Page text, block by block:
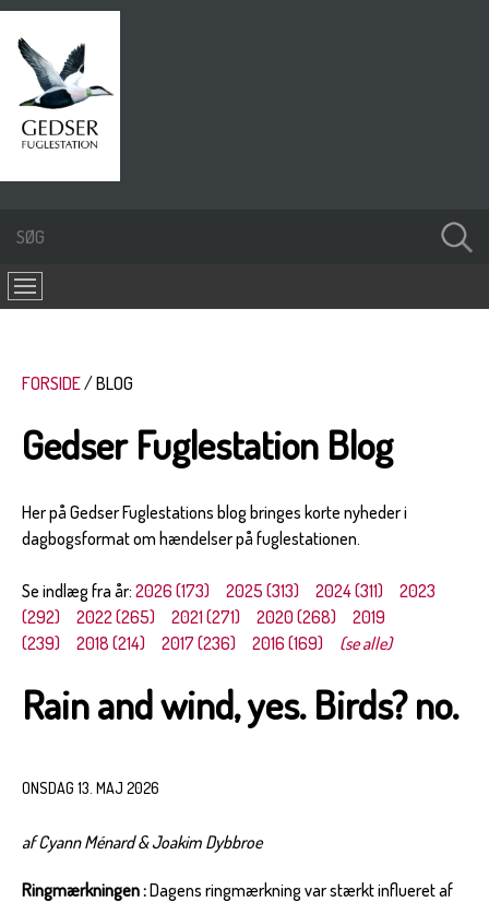
FORSIDE BLOG
Gedser Fuglestation Blog
Her på Gedser Fuglestations blog bringes korte nyheder i
dagbogsformat om hændelser på fuglestationen.
Se indlæg fra år: 2026 (173) 2025 (313) 2024 (311)
2023
(292)
2022 (265) 2021 (271) 2020 (268)
2019
(239)
2018 (214) 2017 (236) 2016 (169) (se alle)
Rain and wind, yes. Birds? no.
ONSDAG 13. MAJ 2026
af Cyann Ménard & Joakim Dybbroe
Ringmærkningen :Dagens ringmærkning var stærkt influeret af